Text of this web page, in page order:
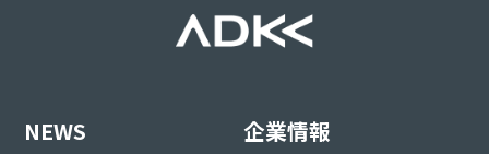
NEWS 企業情報